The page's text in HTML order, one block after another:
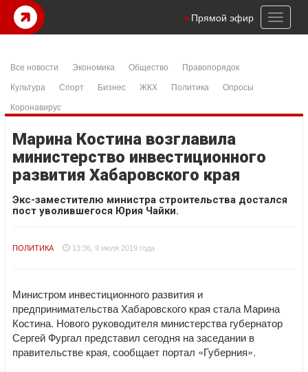
Toggle
Прямой эфир
Все новости Экономика Общество
Правопорядок
Культура
Спорт Бизнес ЖКХ Политика
Опросы
Коронавирус
Марина Костина возглавила
министерство инвестиционного
развития Хабаровского края
Экс-заместителю министра строительства достался
пост уволившегося Юрия Чайки.
ПОЛИТИКА 13:36, 9 июля 2019 года
Министром инвестиционного развития и
предпринимательства Хабаровского края стала Марина
Костина. Нового руководителя министерства губернатор
Сергей Фургал представил сегодня на заседании в
правительстве края, сообщает портал «Губерния».